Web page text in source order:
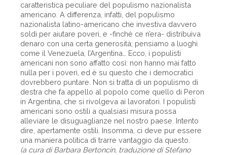
caratteristica peculiare del populismo nazionalista
americano. A differenza, infatti, del populismo
nazionalista latino-americano che investiva davvero
soldi per aiutare poveri, e -finché ce n’era- distribuiva
denaro con una certa generosità; pensiamo a luoghi
come il Venezuela, l’Argentina… Ecco, i populisti
americani non sono affatto così: non hanno mai fatto
nulla per i poveri, ed è su questo che i democratici
dovrebbero puntare. Non si tratta di un populismo di
destra che fa appello al popolo come quello di Peron
in Argentina, che si rivolgeva ai lavoratori. I populisti
americani sono ostili a qualsiasi misura possa
alleviare le disuguaglianze nel nostro paese. Intento
dire, apertamente ostili. Insomma, ci deve pur essere
una maniera politica di trarre vantaggio da questo.
(a cura di Barbara Bertoncin, traduzione di Stefano